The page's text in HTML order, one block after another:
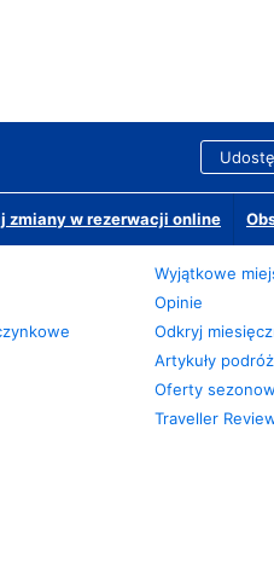
zmiany w rezerwacji online
Wyjątkowe
Opinie
Odkryj
Artykuły
Oferty
Traveller